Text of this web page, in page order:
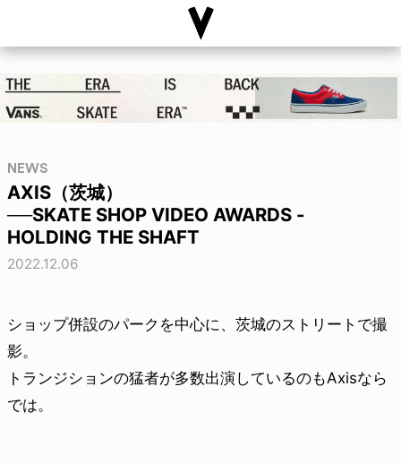
NEWS
AXIS（茨城）
──SKATE SHOP VIDEO AWARDS -
HOLDING THE SHAFT
2022.12.06
ショップ併設のパークを中心に、茨城のストリートで撮
影。
トランジションの猛者が多数出演しているのもAxisなら
では。